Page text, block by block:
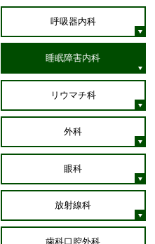
呼吸器内科
睡眠障害内科
リウマチ科
外科
眼科
放射線科
歯科口腔外科